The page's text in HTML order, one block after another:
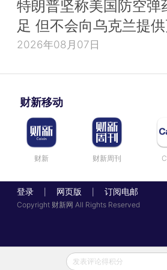
特朗普坚称美国防空弹
足 但不会向乌克兰提
2026年08月07日
财新移动
财新 财新周刊
登录 网页版 订阅电邮
Copyright 财新网 All Rights Reserved
发表评论得积分